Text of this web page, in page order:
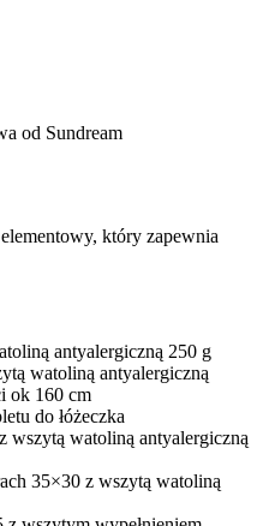
który zapewnia
antyalergiczną 250 g
watoliną antyalergiczną
ok 160 cm
do łóżeczka
wszytą watoliną antyalergiczną
35×30 z wszytą watoliną